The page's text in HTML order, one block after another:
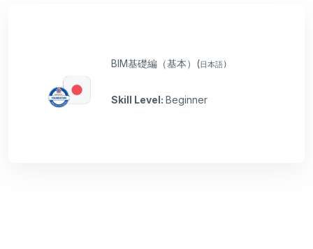
BIM基礎編（基本）(日本語)
Skill Level: Beginner